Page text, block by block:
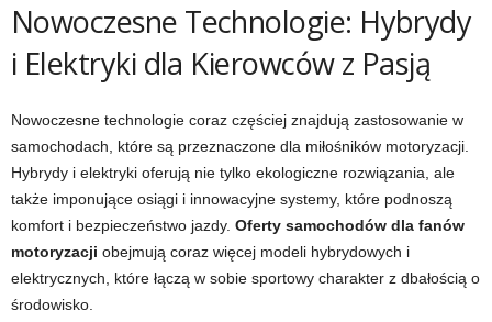
Nowoczesne Technologie: Hybrydy
i Elektryki dla Kierowców z Pasją
Nowoczesne technologie coraz częściej znajdują zastosowanie w
samochodach, które są przeznaczone dla miłośników motoryzacji.
Hybrydy i elektryki oferują nie tylko ekologiczne rozwiązania, ale
także imponujące osiągi i innowacyjne systemy, które podnoszą
komfort i bezpieczeństwo jazdy. Oferty samochodów dla fanów
motoryzacji obejmują coraz więcej modeli hybrydowych i
elektrycznych, które łączą w sobie sportowy charakter z dbałością o
środowisko.